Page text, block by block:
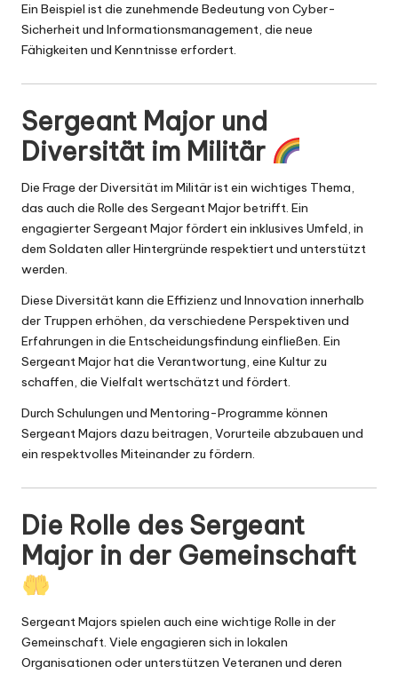
Ein Beispiel ist die zunehmende Bedeutung von Cyber-
Sicherheit und Informationsmanagement, die neue
Fähigkeiten und Kenntnisse erfordert.
Sergeant Major und
Diversität im Militär
Die Frage der Diversität im Militär ist ein wichtiges Thema,
das auch die Rolle des Sergeant Major betrifft. Ein
engagierter Sergeant Major fördert ein inklusives Umfeld, in
dem Soldaten aller Hintergründe respektiert und unterstützt
werden.
Diese Diversität kann die Effizienz und Innovation innerhalb
der Truppen erhöhen, da verschiedene Perspektiven und
Erfahrungen in die Entscheidungsfindung einfließen. Ein
Sergeant Major hat die Verantwortung, eine Kultur zu
schaffen, die Vielfalt wertschätzt und fördert.
Durch Schulungen und Mentoring-Programme können
Sergeant Majors dazu beitragen, Vorurteile abzubauen und
ein respektvolles Miteinander zu fördern.
Die Rolle des Sergeant
Major in der Gemeinschaft
Sergeant Majors spielen auch eine wichtige Rolle in der
Gemeinschaft. Viele engagieren sich in lokalen
Organisationen oder unterstützen Veteranen und deren